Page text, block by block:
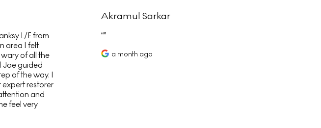
L/E from
area I felt
of all the
Joe guided
of the way. I
restorer
and
feel very
Akramul Sarkar
a month ago